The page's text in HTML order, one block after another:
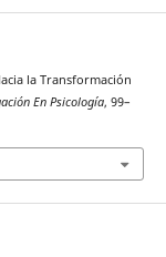
la Transformación
En Psicología, 99–